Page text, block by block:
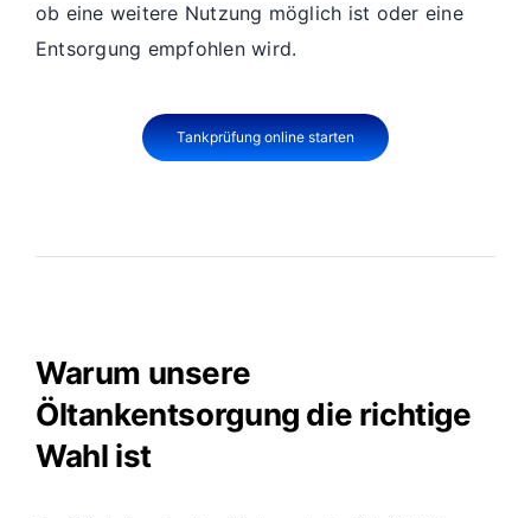
ob eine weitere Nutzung möglich ist oder eine
Entsorgung empfohlen wird.
Tankprüfung online starten
Warum unsere
Öltankentsorgung die richtige
Wahl ist